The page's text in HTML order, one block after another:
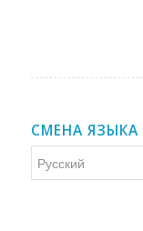
СМЕНА ЯЗЫКА
языка